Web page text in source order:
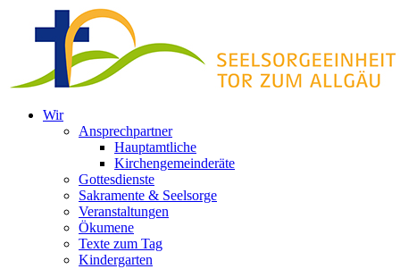
Inhalt
springen
Wir
Ansprechpartner
Hauptamtliche
Kirchengemeinderäte
Gottesdienste
Sakramente & Seelsorge
Veranstaltungen
Ökumene
Texte zum Tag
Kindergarten